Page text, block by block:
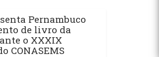
Pernambuco
de livro da
o XXXIX
CONASEMS